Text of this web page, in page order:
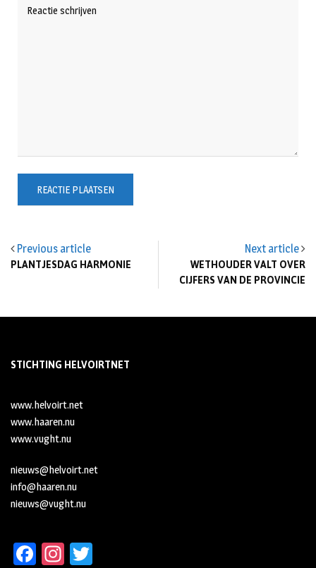
Previous article
PLANTJESDAG HARMONIE
Next article
WETHOUDER VALT OVER
CIJFERS VAN DE PROVINCIE
STICHTING HELVOIRTNET
www.helvoirt.net
www.haaren.nu
www.vught.nu
nieuws@helvoirt.net
info@haaren.nu
nieuws@vught.nu
Fa In